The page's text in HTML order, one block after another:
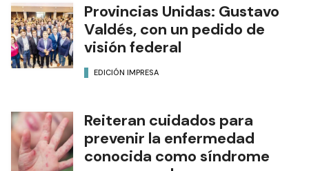
Provincias Unidas: Gustavo
Valdés, con un pedido de
visión federal
EDICIÓN IMPRESA
Reiteran cuidados para
prevenir la enfermedad
conocida como síndrome